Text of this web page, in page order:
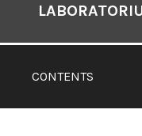
Contents
CONTENTS